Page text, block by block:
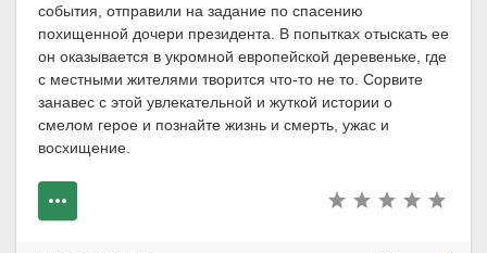
события, отправили на задание по спасению
похищенной дочери президента. В попытках отыскать ее
он оказывается в укромной европейской деревеньке, где
с местными жителями творится что-то не то. Сорвите
занавес с этой увлекательной и жуткой истории о
смелом герое и познайте жизнь и смерть, ужас и
восхищение.